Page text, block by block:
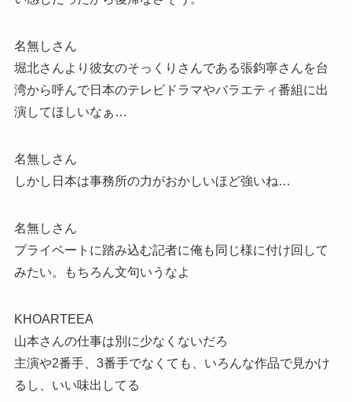
名無しさん
堀北さんより彼女のそっくりさんである張鈞寧さんを台
湾から呼んで日本のテレビドラマやバラエティ番組に出
演してほしいなぁ…
名無しさん
しかし日本は事務所の力がおかしいほど強いね…
名無しさん
プライベートに踏み込む記者に俺も同じ様に付け回して
みたい。もちろん文句いうなよ
KHOARTEEA
山本さんの仕事は別に少なくないだろ
主演や2番手、3番手でなくても、いろんな作品で見かけ
るし、いい味出してる